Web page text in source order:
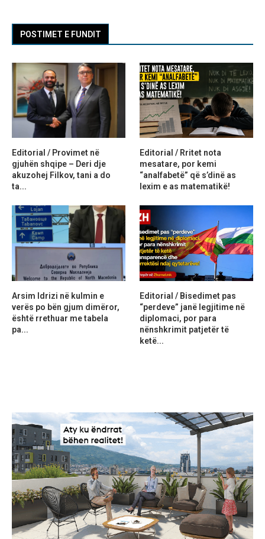
POSTIMET E FUNDIT
Editorial / Provimet në
gjuhën shqipe – Deri dje
akuzohej Filkov, tani a do
ta...
Editorial / Rritet nota
mesatare, por kemi
“analfabetë” që s’dinë as
lexim e as matematikë!
Arsim Idrizi në kulmin e
verës po bën gjum dimëror,
është rrethuar me tabela
pa...
Editorial / Bisedimet pas
“perdeve” janë legjitime në
diplomaci, por para
nënshkrimit patjetër të
ketë...